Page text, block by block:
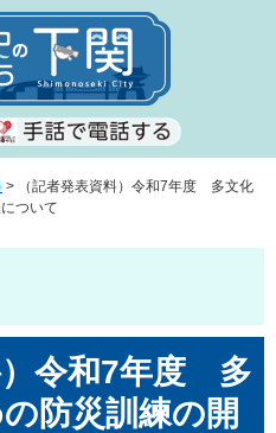
>
（記者発表資料）令和7年度 多文化
ついて
）令和7年度 多
防災訓練の開